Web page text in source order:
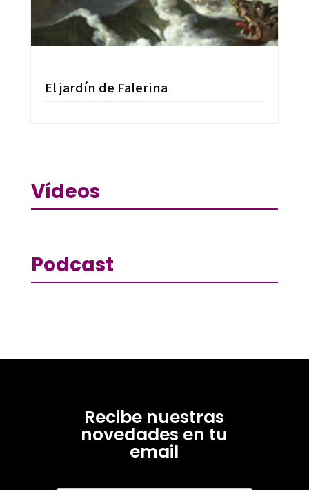
El jardín de Falerina
Vídeos
Podcast
Recibe nuestras
novedades en tu
email